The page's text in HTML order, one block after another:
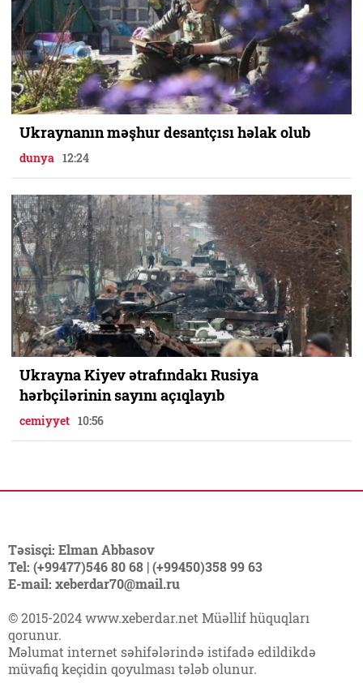
Ukraynanın məşhur desantçısı həlak olub
dunya 12:24
Ukrayna Kiyev ətrafındakı Rusiya
hərbçilərinin sayını açıqlayıb
cemiyyet 10:56
Təsisçi: Elman Abbasov
Tel: (+99477)546 80 68 | (+99450)358 99 63
E-mail: xeberdar70@mail.ru
© 2015-2024 www.xeberdar.net Müəllif hüquqları
qorunur.
Məlumat internet səhifələrində istifadə edildikdə
müvafiq keçidin qoyulması tələb olunur.